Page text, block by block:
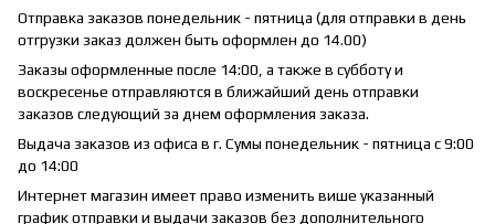
Отправка заказов понедельник - пятница (для отправки в день
отгрузки заказ должен быть оформлен до 14.00)
Заказы оформленные после 14:00, а также в субботу и
воскресенье отправляются в ближайший день отправки
заказов следующий за днем оформления заказа.
Выдача заказов из офиса в г. Сумы понедельник - пятница с 9:00
до 14:00
Интернет магазин имеет право изменить више указанный
график отправки и выдачи заказов без дополнительного